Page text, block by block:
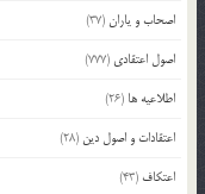
اصحاب و یاران(37)
اصول اعتقادی (777)
اطلاعیه ها (26)
اعتقادات و اصول دین (28)
اعتکاف (43)